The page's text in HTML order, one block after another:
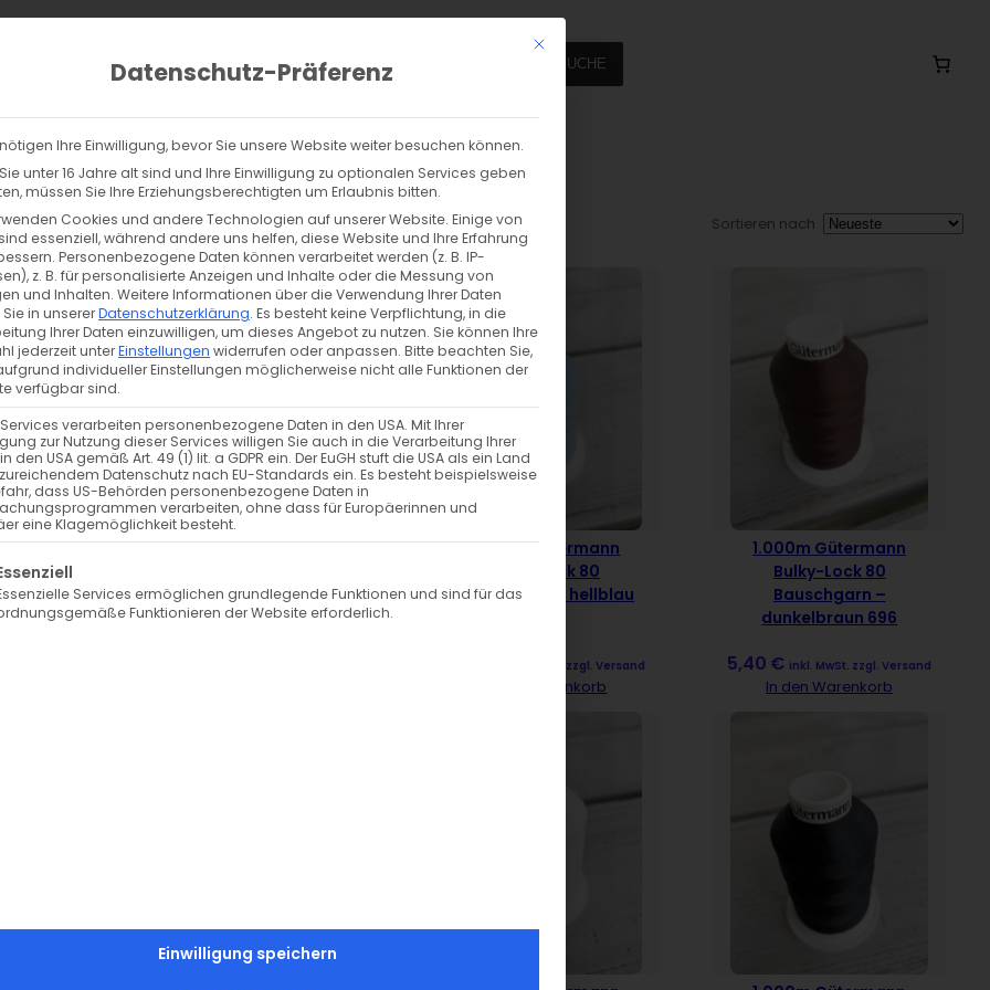
SUCHE
% SaleInfo Kontakt
angezeigt Sortieren nach
80
968
1.000m Gütermann
Bauschgarn – zartblau
276
1.000m Gütermann
Bulky-Lock 80
Bauschgarn – hellblau
inkl. MwSt. zzgl. Versand
In den Warenkorb
1.000m Gütermann
Bulky-Lock 80
Bauschgarn –
dunkelbraun 696
5,40€ inkl. MwSt. zzgl. Versand
In den Warenkorb
Mit diesem Button wird der Dialog geschlossen. Seine
Datenschutz-Präferenz
Ihre Einwilligung, bevor Sie unsere Website weiter besuchen können.
unter 16 Jahre alt sind und Ihre Einwilligung zu optionalen Services geben
müssen Sie Ihre Erziehungsberechtigten um Erlaubnis bitten.
Cookies und andere Technologien auf unserer Website. Einige von
essenziell, während andere uns helfen, diese Website und Ihre Erfahrung
Personenbezogene Daten können verarbeitet werden (z. B. IP-
z. B. für personalisierte Anzeigen und Inhalte oder die Messung von
und Inhalten. Weitere Informationen über die Verwendung Ihrer Daten
in unsererDatenschutzerklärung. Es besteht keine Verpflichtung, in die
Ihrer Daten einzuwilligen, um dieses Angebot zu nutzen. Sie können Ihre
jederzeit unterEinstellungen widerrufen oder anpassen. Bitte beachten Sie,
individueller Einstellungen möglicherweise nicht alle Funktionen der
verfügbar sind.
verarbeiten personenbezogene Daten in den USA. Mit Ihrer
zur Nutzung dieser Services willigen Sie auch in die Verarbeitung Ihrer
den USA gemäß Art. 49 (1) lit. a GDPR ein. Der EuGH stuft die USA als ein Land
Datenschutz nach EU-Standards ein. Es besteht beispielsweise
dass US-Behörden personenbezogene Daten in
verarbeiten, ohne dass für Europäerinnen und
eine Klagemöglichkeit besteht.
eine Liste der Service-Gruppen, für die eine Einwilligung erteilt werden kann. Die erste Service-Gruppe ist
Services ermöglichen grundlegende Funktionen und sind für das
Funktionieren der Website erforderlich.
Einwilligung speichern